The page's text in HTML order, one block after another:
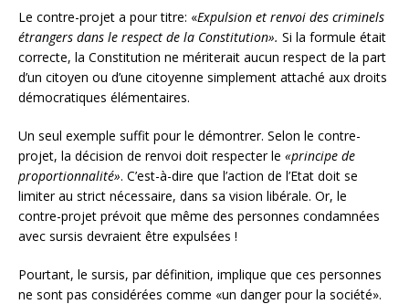
Le contre-projet a pour titre: «Expulsion et renvoi des criminels
étrangers dans le respect de la Constitution». Si la formule était
correcte, la Constitution ne mériterait aucun respect de la part
d’un citoyen ou d’une citoyenne simplement attaché aux droits
démocratiques élémentaires.
Un seul exemple suffit pour le démontrer. Selon le contre-
projet, la décision de renvoi doit respecter le «principe de
proportionnalité». C’est-à-dire que l’action de l’Etat doit se
limiter au strict nécessaire, dans sa vision libérale. Or, le
contre-projet prévoit que même des personnes condamnées
avec sursis devraient être expulsées !
Pourtant, le sursis, par définition, implique que ces personnes
ne sont pas considérées comme «un danger pour la société».